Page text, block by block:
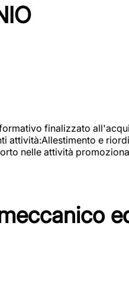
finalizzato
attività:Allestimento e
nelle attività